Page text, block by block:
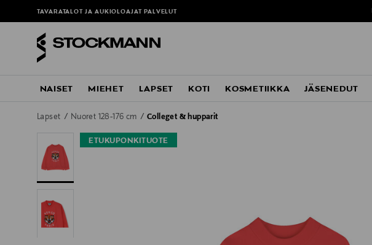
TAVARATALOT JA AUKIOLOAJAT PALVELUT
NAISET MIEHET LAPSET KOTI KOSMETIIKKA JÄSENEDUT
Lapset Nuoret 128-176 cm Colleget & hupparit
ETUKUPONKITUOTE